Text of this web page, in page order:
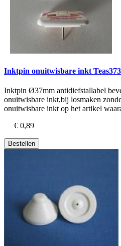
Inktpin onuitwisbare inkt
Inktpin Ø37mm antidiefstallabel
onuitwisbare inkt,bij losmaken
onuitwisbare inkt op het artikel
€ 0,89
Bestellen